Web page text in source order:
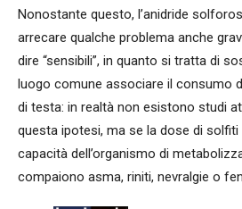
Nonostante questo, l’anidride
arrecare qualche problema anche
dire “sensibili”, in quanto si tratta di
luogo comune associare il consumo
di testa: in realtà non esistono studi
questa ipotesi, ma se la dose di solfiti
capacità dell’organismo di
compaiono asma, riniti, nevralgie o